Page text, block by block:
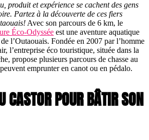
produit et expérience se cachent des gens
Partez à la découverte de ces fiers
Avec son parcours de 6 km, le
Éco-Odyssée est une aventure aquatique
l’Outaouais. Fondée en 2007 par l’homme
l’entreprise éco touristique, située dans la
propose plusieurs parcours de chasse au
emprunter en canot ou en pédalo.
CASTOR POUR BÂTIR SON